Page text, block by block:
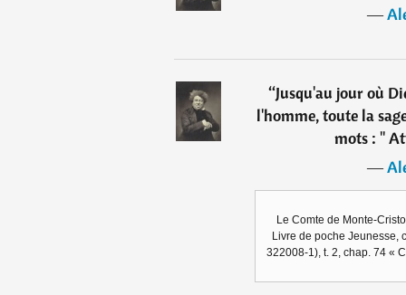
―
“Jusqu'au jour où
l'homme, toute la
mots : "
―
Le Comte de Monte-
Livre de poche Jeunesse,
322008-1), t. 2, chap. 74 «